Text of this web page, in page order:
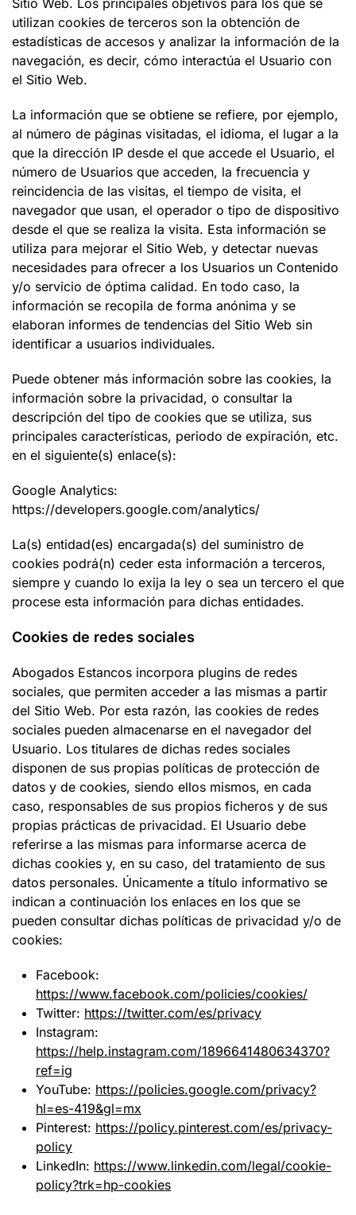
Sitio Web. Los principales objetivos para los que se
utilizan cookies de terceros son la obtención de
estadísticas de accesos y analizar la información de la
navegación, es decir, cómo interactúa el Usuario con
el Sitio Web.
La información que se obtiene se refiere, por ejemplo,
al número de páginas visitadas, el idioma, el lugar a la
que la dirección IP desde el que accede el Usuario, el
número de Usuarios que acceden, la frecuencia y
reincidencia de las visitas, el tiempo de visita, el
navegador que usan, el operador o tipo de dispositivo
desde el que se realiza la visita. Esta información se
utiliza para mejorar el Sitio Web, y detectar nuevas
necesidades para ofrecer a los Usuarios un Contenido
y/o servicio de óptima calidad. En todo caso, la
información se recopila de forma anónima y se
elaboran informes de tendencias del Sitio Web sin
identificar a usuarios individuales.
Puede obtener más información sobre las cookies, la
información sobre la privacidad, o consultar la
descripción del tipo de cookies que se utiliza, sus
principales características, periodo de expiración, etc.
en el siguiente(s) enlace(s):
Google Analytics:
https://developers.google.com/analytics/
La(s) entidad(es) encargada(s) del suministro de
cookies podrá(n) ceder esta información a terceros,
siempre y cuando lo exija la ley o sea un tercero el que
procese esta información para dichas entidades.
Cookies de redes sociales
Abogados Estancos incorpora plugins de redes
sociales, que permiten acceder a las mismas a partir
del Sitio Web. Por esta razón, las cookies de redes
sociales pueden almacenarse en el navegador del
Usuario. Los titulares de dichas redes sociales
disponen de sus propias políticas de protección de
datos y de cookies, siendo ellos mismos, en cada
caso, responsables de sus propios ficheros y de sus
propias prácticas de privacidad. El Usuario debe
referirse a las mismas para informarse acerca de
dichas cookies y, en su caso, del tratamiento de sus
datos personales. Únicamente a título informativo se
indican a continuación los enlaces en los que se
pueden consultar dichas políticas de privacidad y/o de
cookies:
Facebook:
https://www.facebook.com/policies/cookies/
Twitter: https://twitter.com/es/privacy
Instagram:
https://help.instagram.com/1896641480634370?
ref=ig
YouTube: https://policies.google.com/privacy?
hl=es-419&gl=mx
Pinterest: https://policy.pinterest.com/es/privacy-
policy
LinkedIn: https://www.linkedin.com/legal/cookie-
policy?trk=hp-cookies